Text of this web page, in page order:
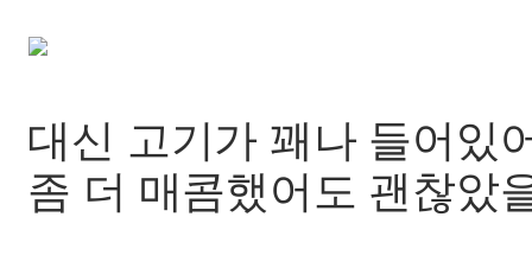
대신 고기가 꽤나 들어있
좀 더 매콤했어도 괜찮았